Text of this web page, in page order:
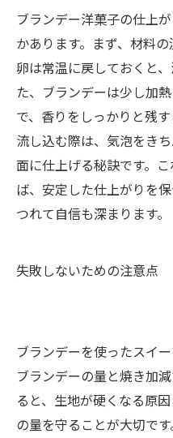
ブランデー洋菓子の仕上
かあります。まず、材料
卵は常温に戻しておくと
た、ブランデーは少し加
で、香りをしっかりと残
流し込む際は、気泡をき
面に仕上げる秘訣です。
ば、安定した仕上がりを
つれて自信も深まります。
失敗しないための注意点
ブランデーを使ったスイ
ブランデーの量と焼き加
ると、生地が硬くなる原
の量を守ることが大切で